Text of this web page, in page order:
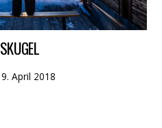
9. April 2018